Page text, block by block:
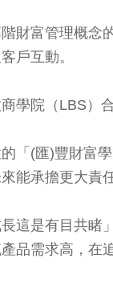
財富管理概念
戶互動。
學院（LBS）
「(匯)豐財富
能承擔更大責任
長這是有目共
品需求高，在